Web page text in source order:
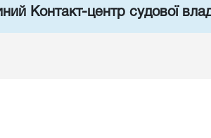
Контакт-центр судової